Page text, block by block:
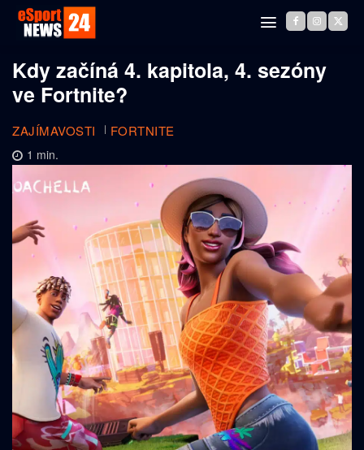
Kdy začíná 4. kapitola, 4. sezóny
ve Fortnite?
ZAJÍMAVOSTI FORTNITE
1 min.